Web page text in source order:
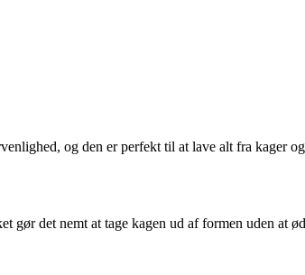
og den er perfekt til at lave alt fra kager
gør det nemt at tage kagen ud af formen uden at